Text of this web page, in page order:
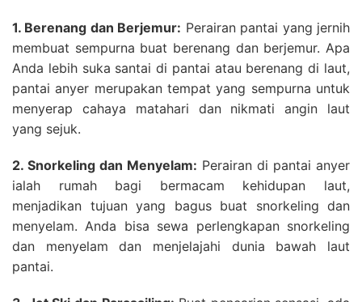
1. Berenang dan Berjemur: Perairan pantai yang jernih
membuat sempurna buat berenang dan berjemur. Apa
Anda lebih suka santai di pantai atau berenang di laut,
pantai anyer merupakan tempat yang sempurna untuk
menyerap cahaya matahari dan nikmati angin laut
yang sejuk.
2. Snorkeling dan Menyelam: Perairan di pantai anyer
ialah rumah bagi bermacam kehidupan laut,
menjadikan tujuan yang bagus buat snorkeling dan
menyelam. Anda bisa sewa perlengkapan snorkeling
dan menyelam dan menjelajahi dunia bawah laut
pantai.